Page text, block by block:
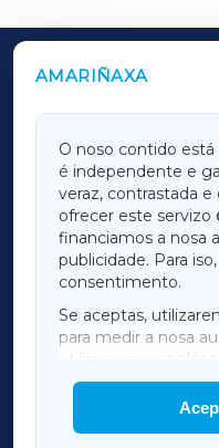
AMARIÑAXA
O noso contido está
é independente e
veraz, contrastada e
ofrecer este servizo
financiamos a nosa
publicidade. Para
consentimento.
Se aceptas,
para medir a nosa
utilizaremos
mostrar publicidade
Así mesmo, podes
cookies que
OUTROS